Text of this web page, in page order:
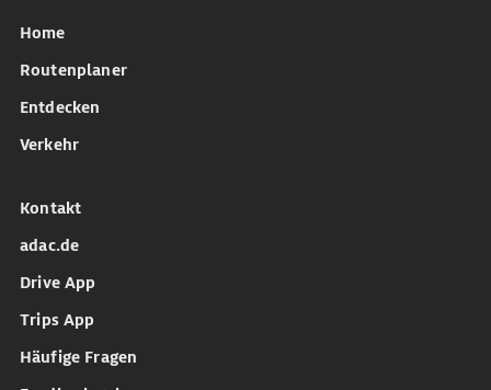
Home
Routenplaner
Entdecken
Verkehr
Kontakt
adac.de
Drive App
Trips App
Häufige Fragen